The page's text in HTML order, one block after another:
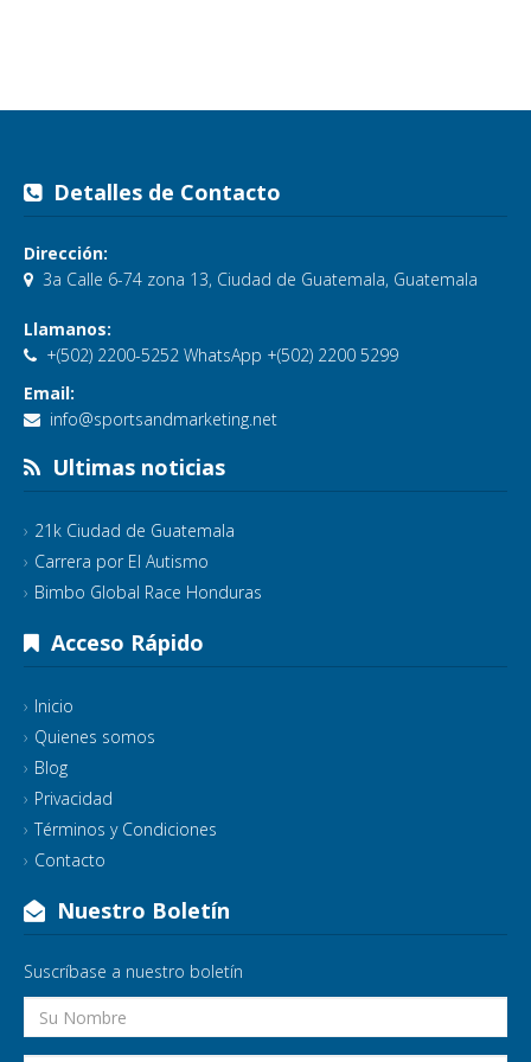
Detalles de Contacto
Dirección:
3a Calle 6-74 zona 13, Ciudad de Guatemala, Guatemala
Llamanos:
+(502) 2200-5252 WhatsApp +(502) 2200 5299
Email:
info@sportsandmarketing.net
Ultimas noticias
21k Ciudad de Guatemala
Carrera por El Autismo
Bimbo Global Race Honduras
Acceso Rápido
Inicio
Quienes somos
Blog
Privacidad
Términos y Condiciones
Contacto
Nuestro Boletín
Suscríbase a nuestro boletín